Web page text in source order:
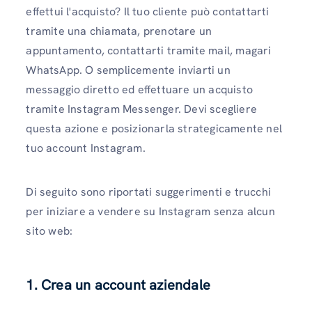
effettui l'acquisto? Il tuo cliente può contattarti
tramite una chiamata, prenotare un
appuntamento, contattarti tramite mail, magari
WhatsApp. O semplicemente inviarti un
messaggio diretto ed effettuare un acquisto
tramite Instagram Messenger. Devi scegliere
questa azione e posizionarla strategicamente nel
tuo account Instagram.
Di seguito sono riportati suggerimenti e trucchi
per iniziare a vendere su Instagram senza alcun
sito web:
1. Crea un account aziendale